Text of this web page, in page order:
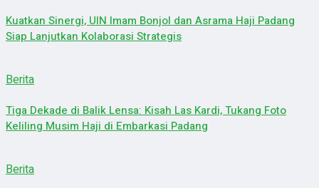
Kuatkan Sinergi, UIN Imam Bonjol dan Asrama Haji Padang
Siap Lanjutkan Kolaborasi Strategis
Berita
Tiga Dekade di Balik Lensa: Kisah Las Kardi, Tukang Foto
Keliling Musim Haji di Embarkasi Padang
Berita